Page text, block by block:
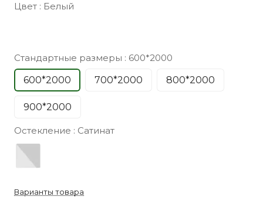
Цвет : Белый
Стандартные размеры : 600*2000
600*2000
700*2000 800*2000
900*2000
Остекление : Сатинат
Варианты товара